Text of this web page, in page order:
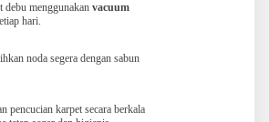
debu menggunakan vacuum
hari.
noda segera dengan sabun
pencucian karpet secara berkala